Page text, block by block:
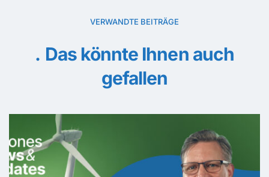
VERWANDTE BEITRÄGE
Das könnte Ihnen auch
gefallen